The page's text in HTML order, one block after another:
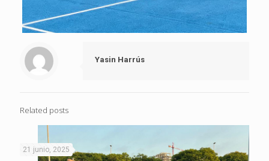
Yasin Harrús
Related posts
21 junio, 2025